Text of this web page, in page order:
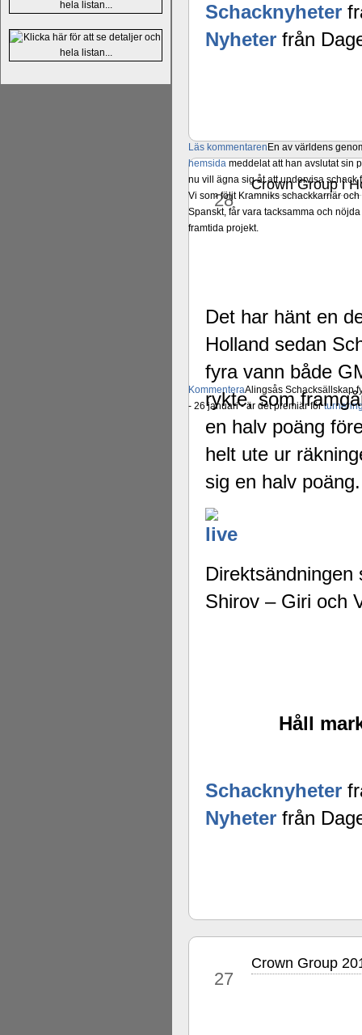
Läs kommentaren En av världens
hemsida meddelat att han avslutat sin
nu vill ägna sig åt att undervisa
Vi som följt Kramniks schackkarriär
Spanskt, får vara tacksamma och
framtida projekt.
KommenteraAlingsås Schacksällskap
- 26 januari - är det premiär för
Schacknyheter
Nyheter från
okt
28
Crown Group i
Det har hänt en
Holland sedan
fyra vann både
rykte, som
en halv poäng
helt ute ur
sig en halv poäng.
Shirov – Giri och
Håll
Schacknyheter
Nyheter från
27
Crown Group